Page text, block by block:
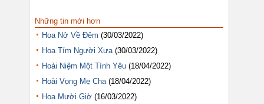
Những tin mới hơn
Hoa Nở Về Đêm (30/03/2022)
Hoa Tím Người Xưa (30/03/2022)
Hoài Niệm Một Tình Yêu (18/04/2022)
Hoài Vọng Mẹ Cha (18/04/2022)
Hoa Mười Giờ (16/03/2022)